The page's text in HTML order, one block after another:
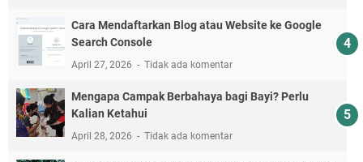
Cara Mendaftarkan Blog atau Website ke Google
Search Console
April 27, 2026 Tidak ada komentar
Mengapa Campak Berbahaya bagi Bayi? Perlu
Kalian Ketahui
April 28, 2026 Tidak ada komentar